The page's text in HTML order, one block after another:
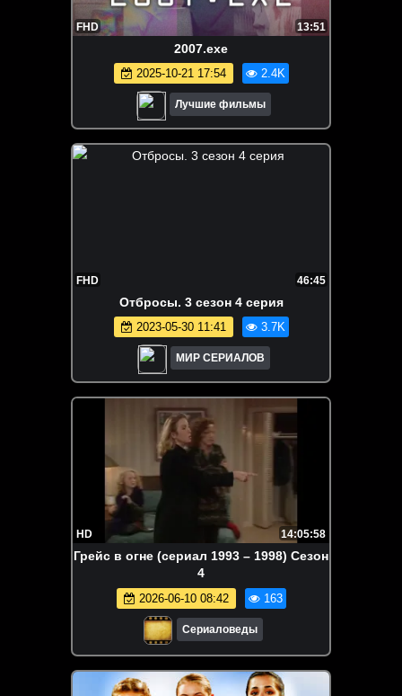
FHD 13:51
2007.exe
2025-10-21 17:54 2.4K
Лучшие фильмы
FHD 46:45
Отбросы. 3 сезон 4 серия
2023-05-30 11:41 3.7K
МИР СЕРИАЛОВ
HD 14:05:58
Грейс в огне (сериал 1993 – 1998) Сезон
4
2026-06-10 08:42 163
Сериаловеды